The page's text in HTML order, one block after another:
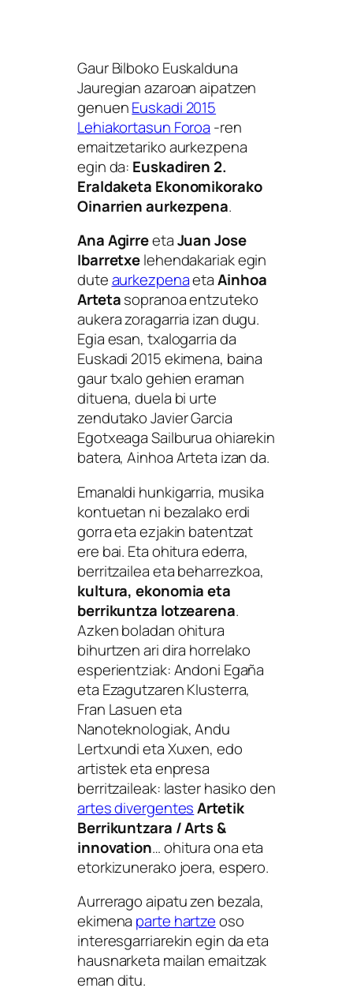
Gaur Bilboko Euskalduna
Jauregian azaroan aipatzen
genuenEuskadi 2015
Lehiakortasun Foroa -ren
emaitzetariko aurkezpena
egin da: Euskadiren 2.
Eraldaketa Ekonomikorako
Oinarrien aurkezpena.
Ana AgirreetaJuan Jose
Ibarretxelehendakariak egin
duteaurkezpenaetaAinhoa
Artetasopranoa entzuteko
aukera zoragarria izan dugu.
Egia esan, txalogarria da
Euskadi 2015 ekimena, baina
gaur txalo gehien eraman
dituena, duela bi urte
zendutako Javier Garcia
Egotxeaga Sailburua ohiarekin
batera, Ainhoa Arteta izan da.
Emanaldi hunkigarria, musika
kontuetan ni bezalako erdi
gorra eta ezjakin batentzat
ere bai. Eta ohitura ederra,
berritzailea eta beharrezkoa,
kultura, ekonomia eta
berrikuntza lotzearena.
Azken boladan ohitura
bihurtzen ari dira horrelako
esperientziak: Andoni Egaña
eta Ezagutzaren Klusterra,
Fran Lasuen eta
Nanoteknologiak, Andu
Lertxundi eta Xuxen, edo
artistek eta enpresa
berritzaileak: laster hasiko den
artes divergentes Artetik
Berrikuntzara / Arts &
innovation… ohitura ona eta
etorkizunerako joera, espero.
Aurrerago aipatu zen bezala,
ekimena parte hartzeoso
interesgarriarekin egin da eta
hausnarketa mailan emaitzak
eman ditu.